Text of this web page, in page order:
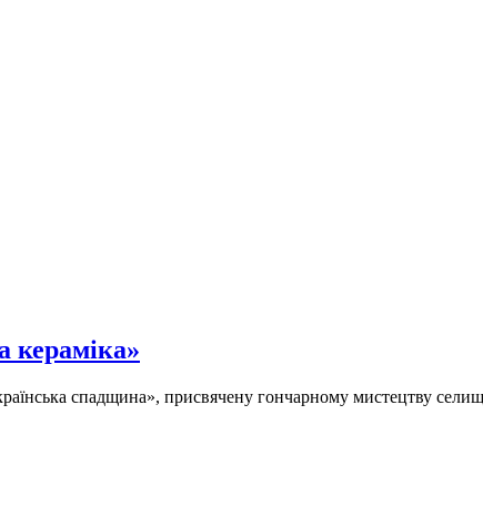
кераміка»
спадщина», присвячену гончарному мистецтву